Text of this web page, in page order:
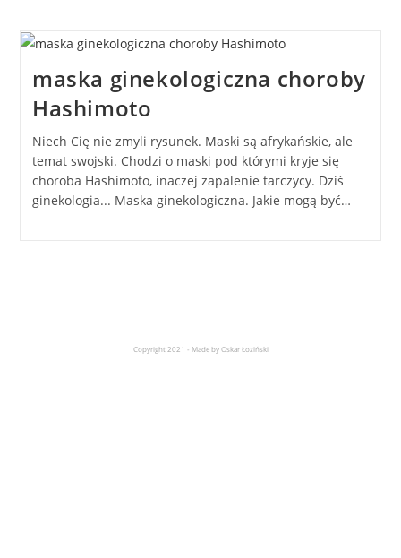
maska ginekologiczna choroby
Hashimoto
Niech Cię nie zmyli rysunek. Maski są afrykańskie, ale
temat swojski. Chodzi o maski pod którymi kryje się
choroba Hashimoto, inaczej zapalenie tarczycy. Dziś
ginekologia... Maska ginekologiczna. Jakie mogą być…
Copyright 2021 - Made by Oskar Łoziński